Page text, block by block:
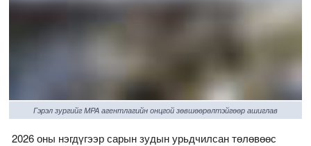
Гэрэл зургийг MPA агентлагийн онцгой зөвшөөрөлтэйгөөр ашиглав
2026 оны нэгдүгээр сарын зудын урьдчилсан төлөвөөс